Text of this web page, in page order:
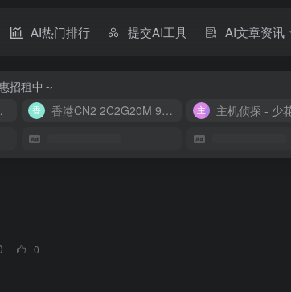
AI热门排行 提交AI工具 AI文章资讯
招租中～
导航
香港CN2 2C2G20M 9.9/月
0